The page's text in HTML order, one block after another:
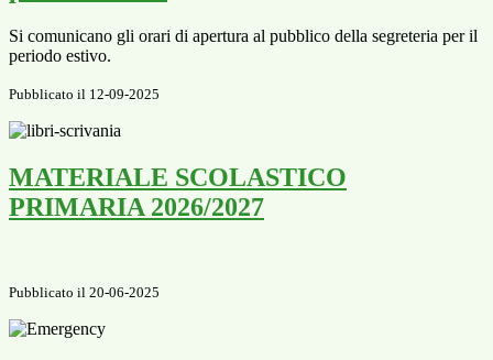
Si comunicano gli orari di apertura al pubblico della segreteria per il
periodo estivo.
Pubblicato il 12-09-2025
MATERIALE SCOLASTICO
PRIMARIA 2026/2027
Pubblicato il 20-06-2025